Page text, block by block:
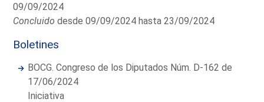
09/09/2024
Concluido desde 09/09/2024 hasta 23/09/2024
Boletines
BOCG. Congreso de los Diputados Núm. D-162 de
17/06/2024
Iniciativa